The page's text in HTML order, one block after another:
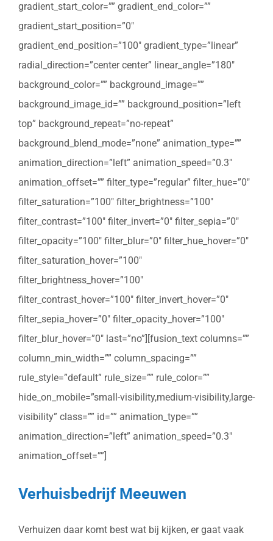
gradient_start_color=”” gradient_end_color=””
gradient_start_position=”0″
gradient_end_position=”100″ gradient_type=”linear”
radial_direction=”center center” linear_angle=”180″
background_color=”” background_image=””
background_image_id=”” background_position=”left
top” background_repeat=”no-repeat”
background_blend_mode=”none” animation_type=””
animation_direction=”left” animation_speed=”0.3″
animation_offset=”” filter_type=”regular” filter_hue=”0″
filter_saturation=”100″ filter_brightness=”100″
filter_contrast=”100″ filter_invert=”0″ filter_sepia=”0″
filter_opacity=”100″ filter_blur=”0″ filter_hue_hover=”0″
filter_saturation_hover=”100″
filter_brightness_hover=”100″
filter_contrast_hover=”100″ filter_invert_hover=”0″
filter_sepia_hover=”0″ filter_opacity_hover=”100″
filter_blur_hover=”0″ last=”no”][fusion_text columns=””
column_min_width=”” column_spacing=””
rule_style=”default” rule_size=”” rule_color=””
hide_on_mobile=”small-visibility,medium-visibility,large-
visibility” class=”” id=”” animation_type=””
animation_direction=”left” animation_speed=”0.3″
animation_offset=””]
Verhuisbedrijf Meeuwen
Verhuizen daar komt best wat bij kijken, er gaat vaak